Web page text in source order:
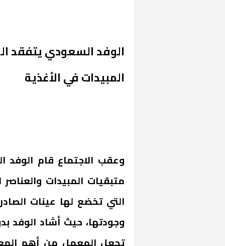
الوفد السعودي يتفقد
المبيدات في الأغذية
وعقب الاجتماع قام
متبقيات المبيدات والعناصر
التي تخضع لها عينات
وجودتها، حيث أشاد الوفد